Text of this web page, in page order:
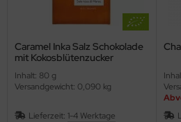
Caramel Inka Salz Schokolade
mit Kokosblütenzucker
Inhalt: 80 g
Versandgewicht: 0,090 kg
Lieferzeit: 1-4 Werktage
reicht